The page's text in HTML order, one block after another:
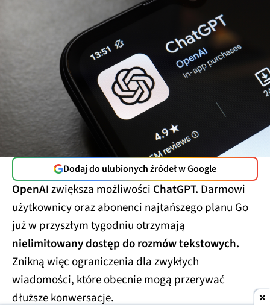
Dodaj do ulubionych źródeł w Google
OpenAIzwiększa możliwości ChatGPT. Darmowi
użytkownicy oraz abonenci najtańszego planu Go
już w przyszłym tygodniu otrzymają
nielimitowany dostęp do rozmów tekstowych.
Znikną więc ograniczenia dla zwykłych
wiadomości, które obecnie mogą przerywać
dłuższe konwersacje.